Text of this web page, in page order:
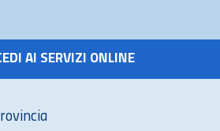
AI SERVIZI ONLINE